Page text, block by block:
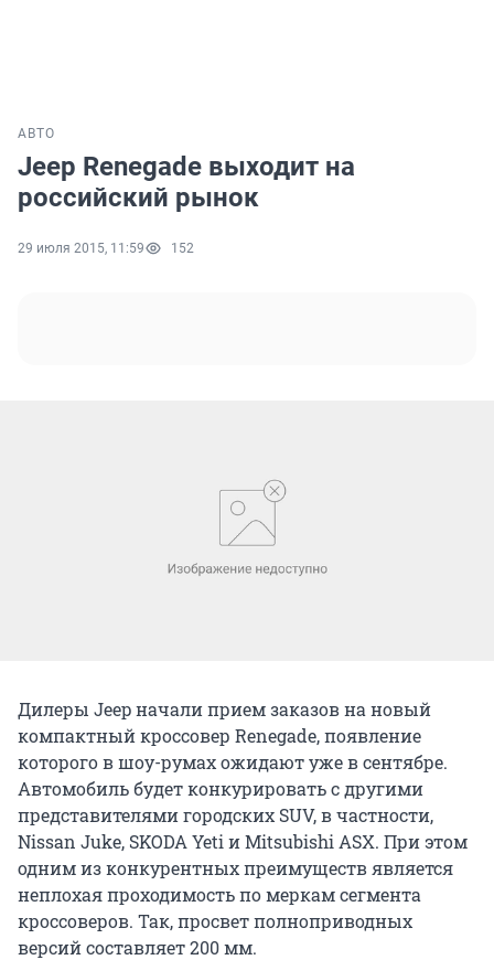
АВТО
Jeep Renegade выходит на
российский рынок
29 июля 2015, 11:59 152
Дилеры Jeep начали прием заказов на новый
компактный кроссовер Renegade, появление
которого в шоу-румах ожидают уже в сентябре.
Автомобиль будет конкурировать с другими
представителями городских SUV, в частности,
Nissan Juke, SKODA Yeti и Mitsubishi ASX. При этом
одним из конкурентных преимуществ является
неплохая проходимость по меркам сегмента
кроссоверов. Так, просвет полноприводных
версий составляет 200 мм.